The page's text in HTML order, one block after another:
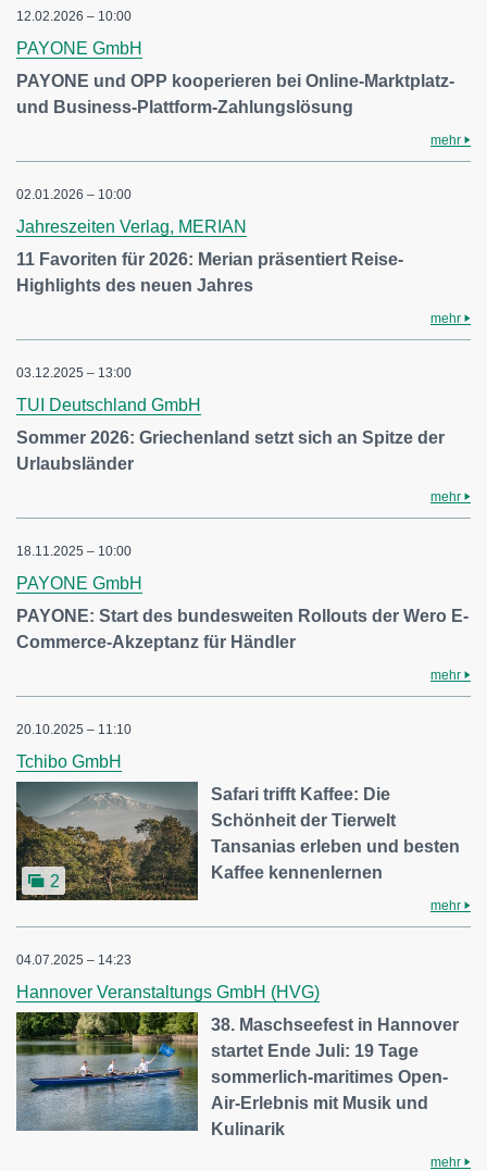
12.02.2026 – 10:00
PAYONE GmbH
PAYONE und OPP kooperieren bei Online-Marktplatz-
und Business-Plattform-Zahlungslösung
mehr
02.01.2026 – 10:00
Jahreszeiten Verlag, MERIAN
11 Favoriten für 2026: Merian präsentiert Reise-
Highlights des neuen Jahres
mehr
03.12.2025 – 13:00
TUI Deutschland GmbH
Sommer 2026: Griechenland setzt sich an Spitze der
Urlaubsländer
mehr
18.11.2025 – 10:00
PAYONE GmbH
PAYONE: Start des bundesweiten Rollouts der Wero E-
Commerce-Akzeptanz für Händler
mehr
20.10.2025 – 11:10
Tchibo GmbH
2
Safari trifft Kaffee: Die
Schönheit der Tierwelt
Tansanias erleben und besten
Kaffee kennenlernen
mehr
04.07.2025 – 14:23
Hannover Veranstaltungs GmbH (HVG)
38. Maschseefest in Hannover
startet Ende Juli: 19 Tage
sommerlich-maritimes Open-
Air-Erlebnis mit Musik und
Kulinarik
mehr